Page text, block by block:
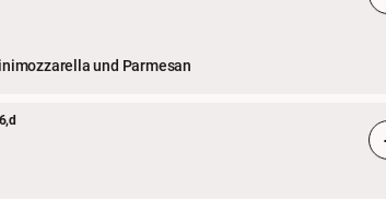
und Parmesan